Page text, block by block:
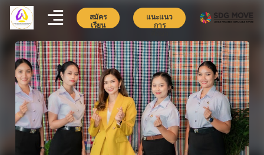
สมัคร
เรียน
แนะแนว
การ